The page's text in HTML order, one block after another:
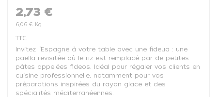
2,73 €
6,06 € Kg
TTC
Invitez l’Espagne à votre table avec une fideua : une
paëlla revisitée où le riz est remplacé par de petites
pâtes appelées fideos. Idéal pour régaler vos clients en
cuisine professionnelle, notamment pour vos
préparations inspirées du rayon glace et des
spécialités méditerranéennes.